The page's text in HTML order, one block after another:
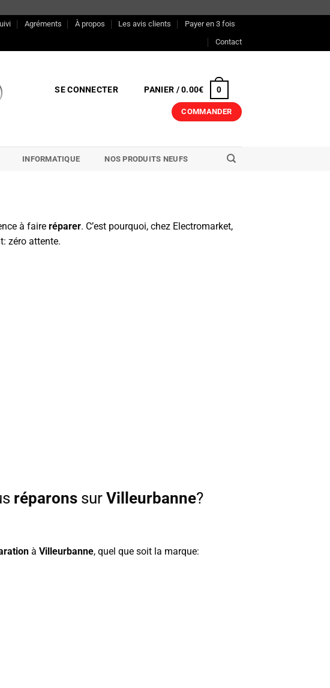
Agréments À propos Les avis clients
Payer en 3 fois
Contact
SE CONNECTER PANIER /0.00€ 0
COMMANDER
INFORMATIQUE NOS PRODUITS NEUFS
à faire réparer. C’est pourquoi, chez Electromarket,
zéro attente.
réparons sur Villeurbanne?
à Villeurbanne, quel que soit la marque: